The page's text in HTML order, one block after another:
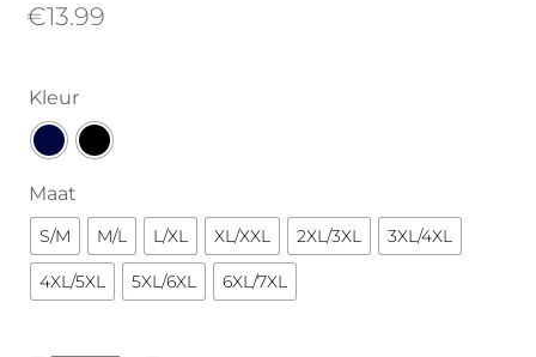
€13.99
Kleur
Maat
S/M M/L L/XL XL/XXL 2XL/3XL 3XL/4XL
4XL/5XL 5XL/6XL 6XL/7XL